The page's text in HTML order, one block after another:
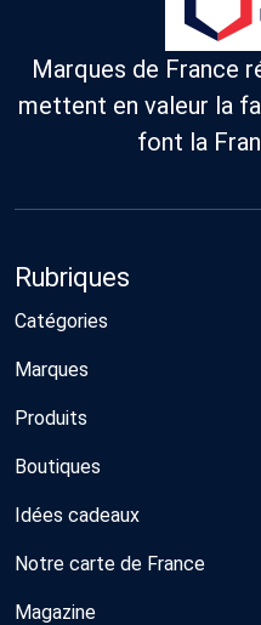
Marques de France
mettent en valeur la
font la
Rubriques
Catégories
Marques
Produits
Boutiques
Idées cadeaux
Notre carte de France
Magazine